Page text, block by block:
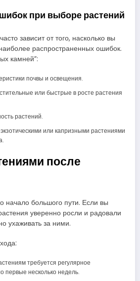
при выборе растений
зависит от того, насколько вы
распространенных ошибок.
камней”:
почвы и освещения.
или быстрые в росте растения
растений.
или капризными растениями
после
начало большого пути. Если вы
уверенно росли и радовали
ухаживать за ними.
требуется регулярное
первые несколько недель.